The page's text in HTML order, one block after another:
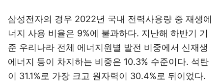
삼성전자의 경우 2022년 국내 전력사용량 중 재생에
너지 사용 비율은 9%에 불과하다. 지난해 하반기 기
준 우리나라 전체 에너지원별 발전 비중에서 신재생
에너지 등이 차지하는 비중은 10.3% 수준이다. 석탄
이 31.1%로 가장 크고 원자력이 30.4%로 뒤이었다.